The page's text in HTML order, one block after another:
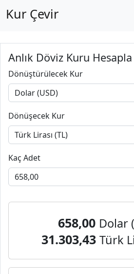
Kur Çevir
Anlık Döviz Kuru Hesapla
Dönüştürülecek Kur
Dönüşecek Kur
Kaç Adet
658,00 Dolar
31.303,43 Türk